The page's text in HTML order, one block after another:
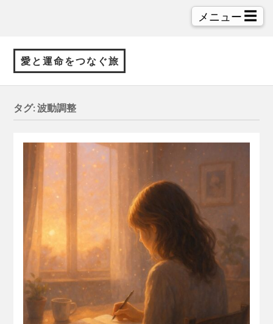
愛と運命をつなぐ旅
メニュー ☰
タグ:波動調整